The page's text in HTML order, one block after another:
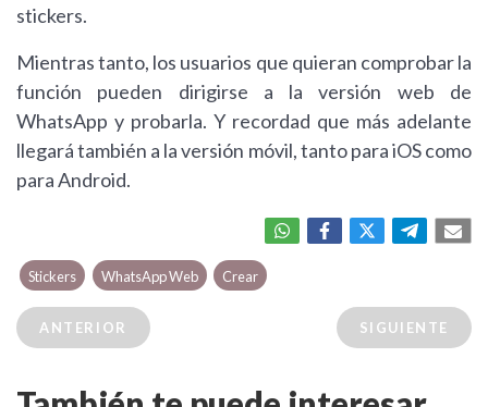
stickers.
Mientras tanto, los usuarios que quieran comprobar la
función pueden dirigirse a la versión web de
WhatsApp y probarla. Y recordad que más adelante
llegará también a la versión móvil, tanto para iOS como
para Android.
Stickers WhatsApp Web Crear
ANTERIOR SIGUIENTE